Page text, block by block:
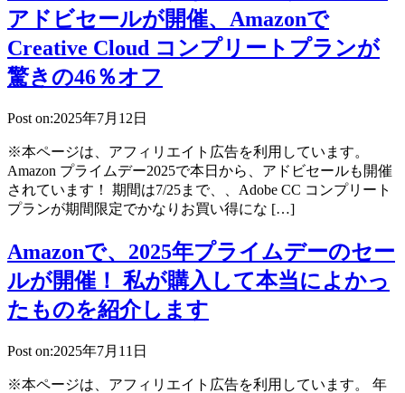
アドビセールが開催、Amazonで
Creative Cloud コンプリートプランが
驚きの46％オフ
Post on:2025年7月12日
※本ページは、アフィリエイト広告を利用しています。
Amazon プライムデー2025で本日から、アドビセールも開催
されています！ 期間は7/25まで、、Adobe CC コンプリート
プランが期間限定でかなりお買い得にな […]
Amazonで、2025年プライムデーのセー
ルが開催！ 私が購入して本当によかっ
たものを紹介します
Post on:2025年7月11日
※本ページは、アフィリエイト広告を利用しています。 年